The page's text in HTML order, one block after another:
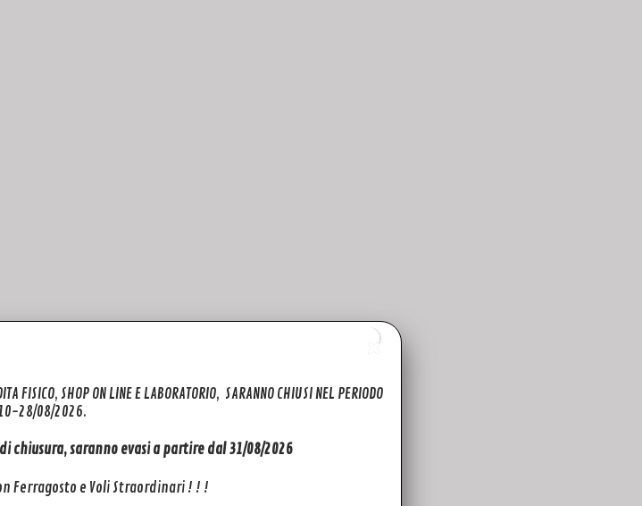
FISICO, SHOP ON LINE E LABORATORIO, SARANNO CHIUSI NEL PERIODO
28/08/2026.
saranno evasi a partire dal 31/08/2026
Ferragosto e Voli Straordinari ! ! !